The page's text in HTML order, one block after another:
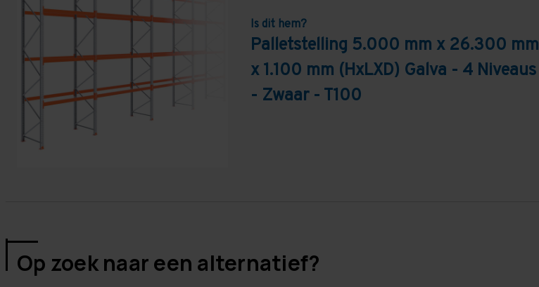
Is dit hem?
Palletstelling 5.000 mm x 26.300 mm
x 1.100 mm (HxLXD) Galva - 4 Niveaus
- Zwaar - T100
Op zoek naar een alternatief?